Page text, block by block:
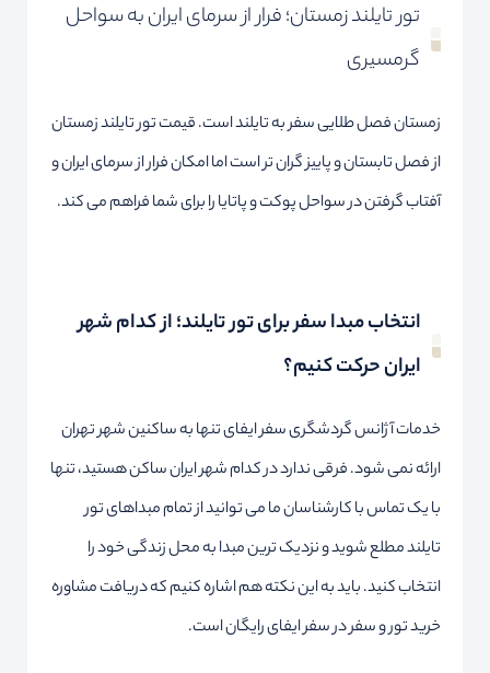
تور تایلند زمستان؛ فرار از سرمای ایران به سواحل
گرمسیری
زمستان فصل طلایی سفر به تایلند است. قیمت تور تایلند زمستان
از فصل تابستان و پاییز گران تر است اما امکان فرار از سرمای ایران و
آفتاب گرفتن در سواحل پوکت و پاتایا را برای شما فراهم می کند.
انتخاب مبدا سفر برای تور تایلند؛ از کدام شهر
ایران حرکت کنیم؟
خدمات آژانس گردشگری سفر ایفای تنها به ساکنین شهر تهران
ارائه نمی شود. فرقی ندارد در کدام شهر ایران ساکن هستید، تنها
با یک تماس با کارشناسان ما می توانید از تمام مبداهای تور
تایلند مطلع شوید و نزدیک ترین مبدا به محل زندگی خود را
انتخاب کنید. باید به این نکته هم اشاره کنیم که دریافت مشاوره
خرید تور و سفر در سفر ایفای رایگان است.